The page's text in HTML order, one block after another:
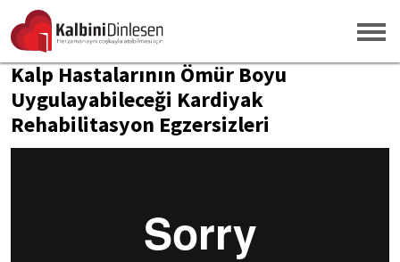
Kalp Hastalarının Ömür Boyu
Uygulayabileceği Kardiyak
Rehabilitasyon Egzersizleri